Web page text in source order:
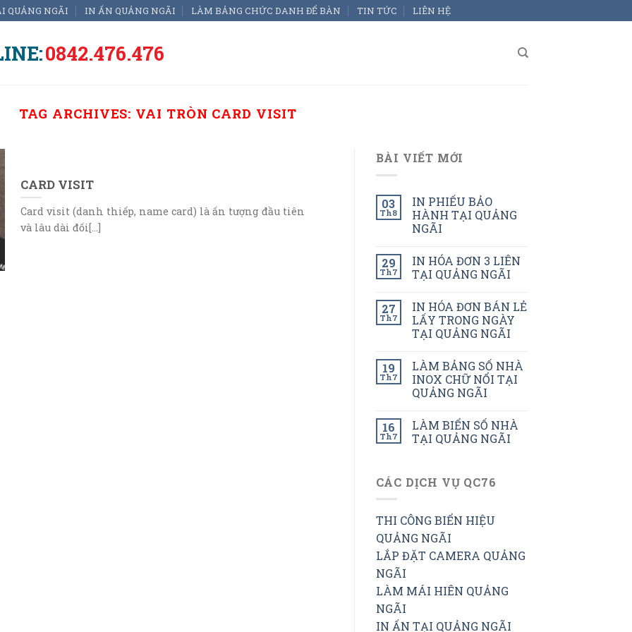
QUẢNG NGÃI IN ẤN QUẢNG NGÃI LÀM BẢNG CHỨC DANH ĐỂ BÀN TIN TỨC LIÊN HỆ
0842.476.476
TAG ARCHIVES: VAI TRÒN CARD VISIT
CARD VISIT
Card visit (danh thiếp, name card) là ấn tượng đầu tiên
và lâu dài đối[...]
BÀI VIẾT MỚI
03
Th8
IN PHIẾU BẢO
HÀNH TẠI QUẢNG
NGÃI
29
Th7
IN HÓA ĐƠN 3 LIÊN
TẠI QUẢNG NGÃI
27
Th7
IN HÓA ĐƠN BÁN LẺ
LẤY TRONG NGÀY
TẠI QUẢNG NGÃI
19
Th7
LÀM BẢNG SỐ NHÀ
INOX CHỮ NỔI TẠI
QUẢNG NGÃI
16
Th7
LÀM BIỂN SỐ NHÀ
TẠI QUẢNG NGÃI
CÁC DỊCH VỤ QC76
THI CÔNG BIỂN HIỆU
QUẢNG NGÃI
LẮP ĐẶT CAMERA QUẢNG
NGÃI
LÀM MÁI HIÊN QUẢNG
NGÃI
IN ẤN TẠI QUẢNG NGÃI